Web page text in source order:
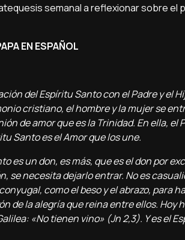
semanal a reflexionar sobre
EN ESPAÑOL
del Espíritu Santo con el Padre y el
cristiano, el hombre y la mujer se
de amor que es la Trinidad. En ella, el
Santo es el Amor que los une.
es un don, es más, que es el don por
se necesita dejarlo entrar. No es
como el beso y el abrazo, para
de la alegría que reina entre ellos.
«No tienen vino» (Jn 2,3). Y es el